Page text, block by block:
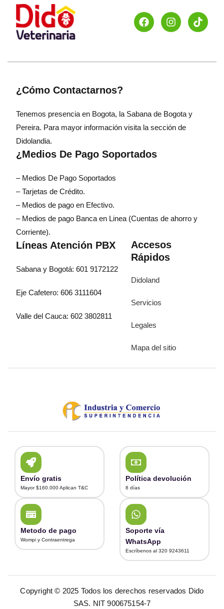
¿Cómo Contactarnos?
Tenemos presencia en Bogota, la Sabana de Bogota y
Pereira. Para mayor información visita la sección de
Didolandia.
¿Medios De Pago Soportados
– Medios De Pago Soportados
– Tarjetas de Crédito.
– Medios de pago en Efectivo.
– Medios de pago Banca en Linea (Cuentas de ahorro y
Corriente).
Líneas Atención PBX
Sabana y Bogotá: 601 9172122
Eje Cafetero: 606 3111604
Valle del Cauca: 602 3802811
Accesos
Rápidos
Didoland
Servicios
Legales
Mapa del sitio
Envío gratis
Mayor $160.000 Aplican T&C
Política devolución
8 días
Metodo de pago
Wompi y Contraentrega
Soporte vía
WhatsApp
Escríbenos al 320 9243611
Copyright © 2025 Todos los derechos reservados Dido
SAS. NIT 900675154-7